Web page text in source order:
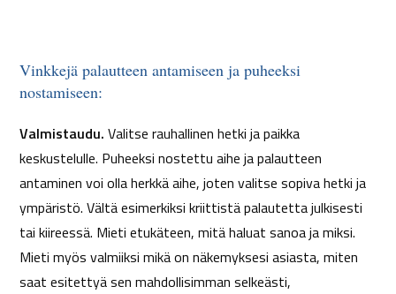
Vinkkejä palautteen antamiseen ja puheeksi
nostamiseen:
Valmistaudu. Valitse rauhallinen hetki ja paikka
keskustelulle. Puheeksi nostettu aihe ja palautteen
antaminen voi olla herkkä aihe, joten valitse sopiva hetki ja
ympäristö. Vältä esimerkiksi kriittistä palautetta julkisesti
tai kiireessä. Mieti etukäteen, mitä haluat sanoa ja miksi.
Mieti myös valmiiksi mikä on näkemyksesi asiasta, miten
saat esitettyä sen mahdollisimman selkeästi,